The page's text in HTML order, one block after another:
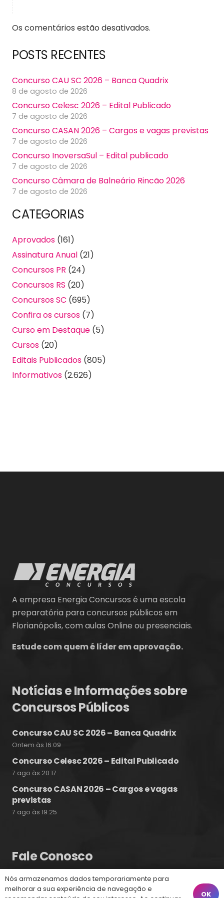
Os comentários estão desativados.
POSTS RECENTES
Concurso CAU SC 2026 – Banca Quadrix
8 de agosto de 2026
Concurso Celesc 2026 – Edital Publicado
7 de agosto de 2026
Concurso CASAN 2026 – Cargos e vagas previstas
7 de agosto de 2026
Concurso InoversaSul – Edital publicado
7 de agosto de 2026
Concurso Câmara de Balneário Rincão 2026
7 de agosto de 2026
CATEGORIAS
Aprovados (161)
Assinatura Anual (21)
Concursos PR (24)
Concursos RS (20)
Concursos SC (695)
Confira os cursos (7)
Curso em Destaque (5)
Cursos (20)
Editais Publicados (805)
Informativos (2.626)
A empresa Energia Concursos é uma escola
preparatória para concursos públicos em
Florianópolis, com aulas Online ou presenciais.
Estude com quem é líder em aprovação.
Notícias e Informações sobre
Concursos Públicos
Concurso CAU SC 2026 – Banca Quadrix
Ontem às 16:09
Concurso Celesc 2026 – Edital Publicado
7 ago às 20:17
Concurso CASAN 2026 – Cargos e vagas
previstas
7 ago às 19:25
Fale Conosco
(48) 99828-9929
Nós armazenamos dados temporariamente para
melhorar a sua experiência de navegação e
OK